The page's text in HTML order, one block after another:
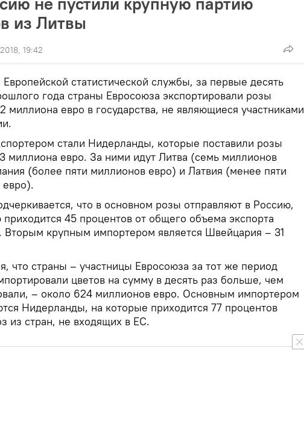
из Литвы
19:42
статистической службы, за первые десять
года страны Евросоюза экспортировали розы
миллиона евро в государства, не являющиеся участниками
стали Нидерланды, которые поставили розы
миллиона евро. За ними идут Литва (семь миллионов
(более пяти миллионов евро) и Латвия (менее пяти
что в основном розы отправляют в Россию,
приходится 45 процентов от общего объема экспорта
Вторым крупным импортером является Швейцария – 31
что страны – участницы Евросоюза за тот же период
цветов на сумму в десять раз больше, чем
– около 624 миллионов евро. Основным импортером
Нидерланды, на которые приходится 77 процентов
из стран, не входящих в ЕС.